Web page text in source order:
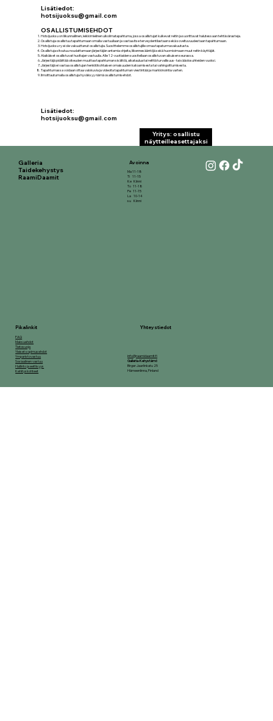
Lisätiedot:
hotsijuoksu@gmail.com
OSALLISTUMISEHDOT
Hotsijuoksu on liikunnallinen, leikkimielinen ulkoilmatapahtuma, jossa osallistujat kulkevat reitin ja suorittavat halutessaan tehtävärasteja.
Osallistuja osallistuu tapahtumaan omalla vastuullaan ja vastaa itse terveydentilastaan sekä soveltuvuudestaan tapahtumaan.
Hotsijuoksu ry ei ole vakuuttanut osallistujia. Suosittelemme osallistujille omaa tapaturmavakuutusta.
Osallistuja sitoutuu noudattamaan järjestäjän antamia ohjeita, liikennesääntöjä sekä huomioimaan muut reitin käyttäjät.
Alaikäiset osallistuvat huoltajan vastuulla. Alle 12-vuotiaiden suositellaan osallistuvan aikuisen seurassa.
Järjestäjä pidättää oikeuden muuttaa tapahtuman sisältöä, aikataulua tai reittiä turvallisuus- tai sääolosuhteiden vuoksi.
Järjestäjä ei vastaa osallistujan henkilökohtaisen omaisuuden katoamisesta tai vahingoittumisesta.
Tapahtumassa voidaan ottaa valokuvia ja videoita tapahtuman viestintää ja markkinointia varten.
Ilmoittautumalla osallistuja hyväksyy nämä osallistumisehdot.
Lisätiedot:
hotsijuoksu@gmail.com
Yritys: osallistu
näytteilleasettajaksi
Galleria
Taidekehystys
RaamiDaamit
FAQ
Maksuehdot
Tietosuoja
Yleiset sopimusehdot
Ymparistovastuu
Sosiaalinen vastuu
Hallinto ja eettisyys
Kehityskohteet
Pikalinkit Yhteystiedot
info@raamidaamit.fi
Galleria-Kehystämö
Birger Jaarlinkatu 25
Hämeenlinna, Finland
Ma 11-18
Ti 11-15
Ke Kiinni
To 11-18
Pe 11-15
La 10-14
su Kiinni
Avoinna